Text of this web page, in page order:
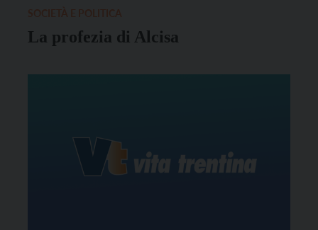
La profezia di Alcisa